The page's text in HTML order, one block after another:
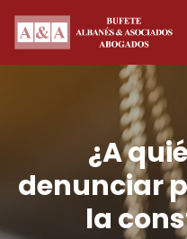
¿A
denunciar
la